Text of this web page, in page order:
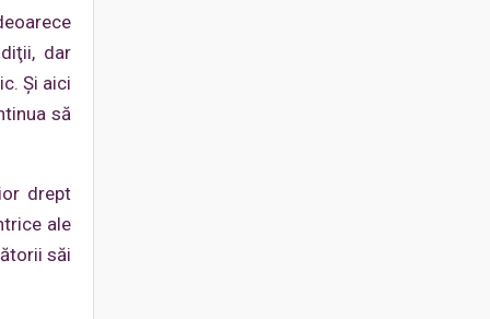
dar
Şi aici
să
drept
ale
săi